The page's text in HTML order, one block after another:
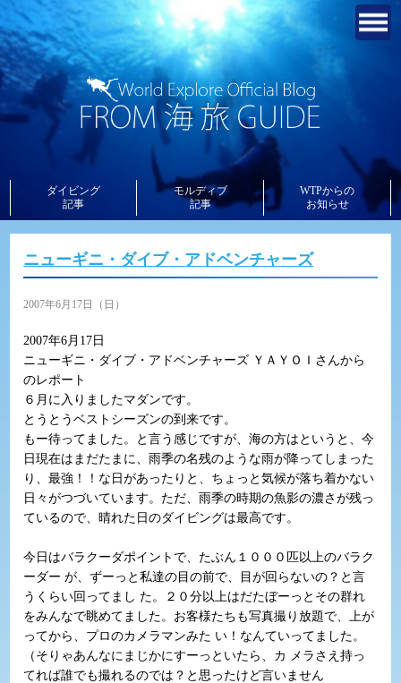
ダイビング
記事
モルディブ
記事
WTPからの
お知らせ
ニューギニ・ダイブ・アドベンチャーズ
2007年6月17日（日）
2007年6月17日
ニューギニ・ダイブ・アドベンチャーズ ＹＡＹＯＩさんから
のレポート
６月に入りましたマダンです。
とうとうベストシーズンの到来です。
もー待ってました。と言う感じですが、海の方はというと、今
日現在はまだたまに、雨季の名残のような雨が降ってしまった
り、最強！！な日があったりと、ちょっと気候が落ち着かない
日々がつづいています。ただ、雨季の時期の魚影の濃さが残っ
ているので、晴れた日のダイビングは最高です。
今日はバラクーダポイントで、たぶん１０００匹以上のバラク
ーダー が、ずーっと私達の目の前で、目が回らないの？と言
うくらい回ってまし た。２０分以上はだたぼーっとその群れ
をみんなで眺めてました。お客様たちも写真撮り放題で、上が
ってから、プロのカメラマンみた い！なんていってました。
（そりゃあんなにまじかにすーっといたら、カ メラさえ持っ
てれば誰でも撮れるのでは？と思ったけど言いません